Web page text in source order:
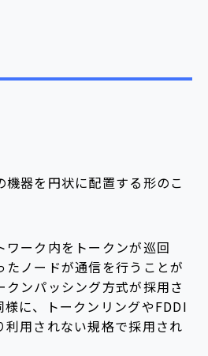
機器を円状に配置する形のこ
ワーク内をトークンが巡回
たノードが通信を行うことが
ンパッシング方式が採用さ
に、トークンリングやFDDI
利用されない規格で採用され